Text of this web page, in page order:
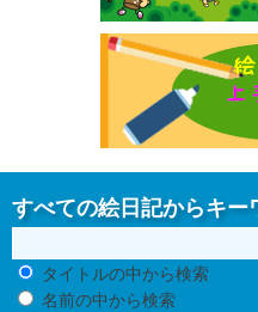
すべての絵日記からキー
タイトルの中から検索
名前の中から検索